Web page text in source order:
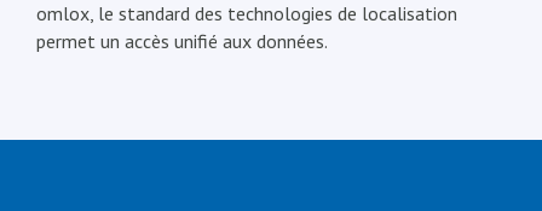
omlox, le standard des technologies de localisation
permet un accès unifié aux données.